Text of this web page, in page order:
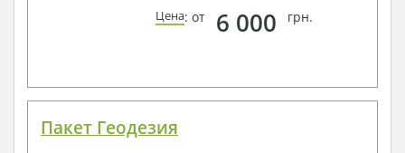
Цена: от 6 000 грн.
Пакет Геодезия